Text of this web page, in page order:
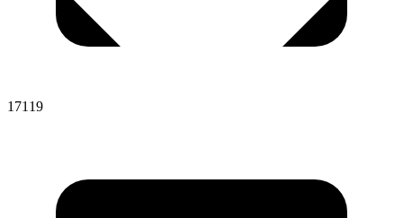
17119